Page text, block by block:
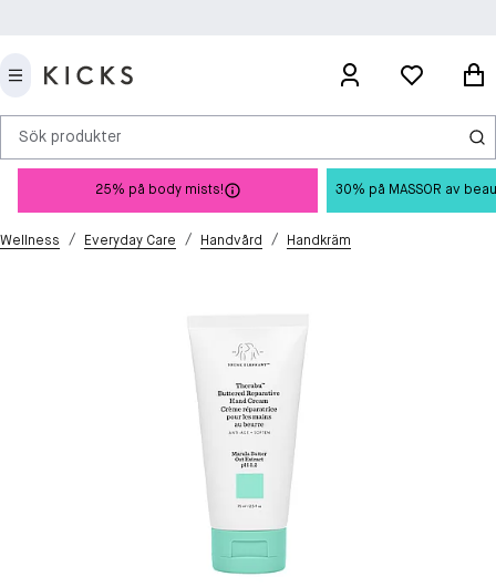
Sök produkter
25% på body mists! 30% på MASSOR av
Wellness / Everyday Care / Handvård / Handkräm